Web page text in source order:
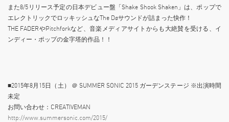
また8/5リリース予定の日本デビュー盤「Shake Shook Shaken」は、ポップで
エレクトリックでロッキッシュなThe Døサウンドが詰まった快作！
THE FADERやPitchforkなど、音楽メディアサイトからも大絶賛を受ける、イ
ンディー・ポップの金字塔的作品！！
■2015年8月15日（土） ＠ SUMMER SONIC 2015 ガーデンステージ ※出演時間
未定
お問い合わせ：CREATIVEMAN
http://www.summersonic.com/2015/